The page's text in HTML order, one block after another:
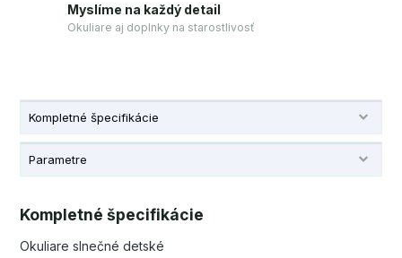
Myslíme na každý detail
Okuliare aj doplnky na starostlivosť
Kompletné špecifikácie
Parametre
Kompletné špecifikácie
Okuliare slnečné detské